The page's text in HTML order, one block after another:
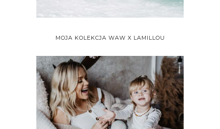
MOJA KOLEKCJA WAW X LAMILLOU